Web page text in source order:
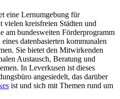
eine Lernumgebung für
kreisfreien Städten und
am bundesweiten Förderprogramm
datenbasierten kommunalen
Sie bietet den Mitwirkenden
Austausch, Beratung und
In Leverkusen ist dieses
angesiedelt, das darüber
ist und sich mit Themen rund um